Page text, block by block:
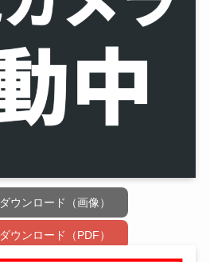
ダウンロード（画像）
ダウンロード（PDF）